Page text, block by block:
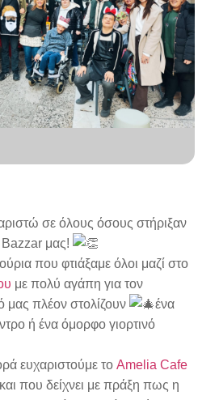
σε όλους όσους στήριξαν
Bazzar μας!
που φτιάξαμε όλοι μαζί στο
με πολύ αγάπη για τον
πλέον στολίζουν
ένα
ή ένα όμορφο γιορτινό
ευχαριστούμε το Amelia Cafe
που δείχνει με πράξη πως η